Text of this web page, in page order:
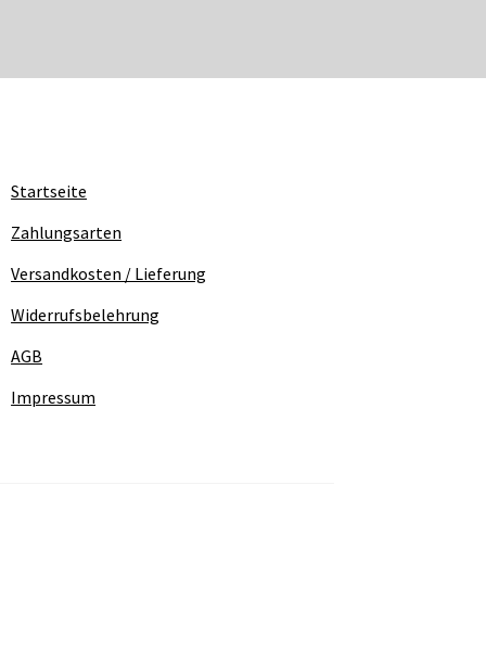
Startseite
Zahlungsarten
Versandkosten / Lieferung
Widerrufsbelehrung
AGB
Impressum